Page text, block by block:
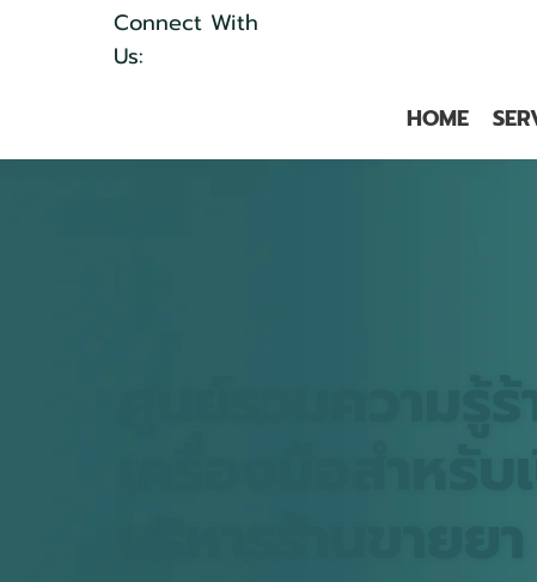
Connect With
Us:
HOME
ศูนย์รวมความรู้
เครื่องมือสำหรั